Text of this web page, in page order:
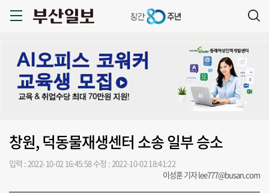
창원, 덕동물재생센터 소송 일부 승소
입력 : 2022-10-02 16:45:58수정 : 2022-10-02 18:41:22
이성훈 기자 lee777@busan.com